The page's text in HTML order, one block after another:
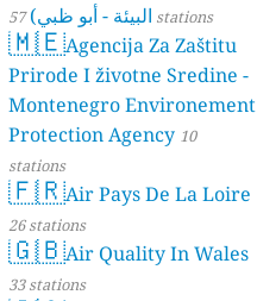
البيئة - أبو ظبي) 57 stations
🇲🇪Agencija Za Zaštitu
Prirode I životne Sredine -
Montenegro Environement
Protection Agency 10
stations
🇫🇷Air Pays De La Loire
26 stations
🇬🇧Air Quality In Wales
33 stations